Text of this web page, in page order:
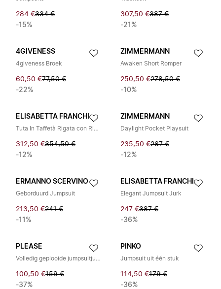
284 €334 €
-15%
307,50 €387 €
-21%
4GIVENESS
4giveness Broek
60,50 €77,50 €
-22%
ZIMMERMANN
Awaken Short Romper
250,50 €278,50 €
-10%
ELISABETTA FRANCHI
Tuta In Taffetà Rigata con Ricamo EF
312,50 €354,50 €
-12%
ZIMMERMANN
Daylight Pocket Playsuit
235,50 €267 €
-12%
ERMANNO SCERVINO
Geborduurd Jumpsuit
213,50 €241 €
-11%
ELISABETTA FRANCHI
Elegant Jumpsuit Jurk
247 €387 €
-36%
PLEASE
Volledig geplooide jumpsuitjurk
100,50 €159 €
-37%
PINKO
Jumpsuit uit één stuk
114,50 €179 €
-36%